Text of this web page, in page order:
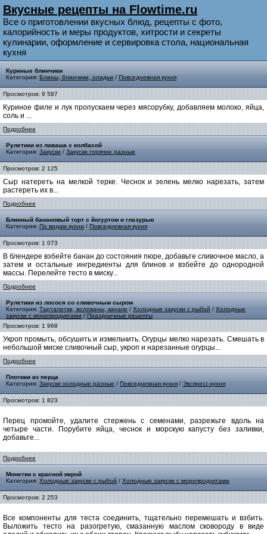
Вкусные рецепты на Flowtime.ru
Все о приготовлении вкусных блюд, рецепты с фото,
калорийность и меры продуктов, хитрости и секреты
кулинарии, оформление и сервировка стола, национальная
кухня
Куриные блинчики
Категория: Блины, блинчики, оладьи / Повседневная кухня
Просмотров: 9 587
Куриное филе и лук пропускаем через мясорубку, добавляем молоко, яйца,
соль и ...
Подробнее
Рулетики из лаваша с колбасой
Категория: Закуски / Закуски горячие разные
Просмотров: 2 125
Сыр натереть на мелкой терке. Чеснок и зелень мелко нарезать, затем
растереть их в...
Подробнее
Блинный банановый торт с йогуртом и глазурью
Категория: По видам кухни / Повседневная кухня
Просмотров: 1 073
В блендере взбейте банан до состояния пюре, добавьте сливочное масло, а
затем и остальные ингредиенты для блинов и взбейте до однородной
массы. Перелейте тесто в миску...
Подробнее
Рулетики из лосося со сливочным сыром
Категория: Тарталетки, волованы, канапе / Холодные закуски с рыбой / Холодные
закуски с морепродуктами / Праздничные рецепты
Просмотров: 1 968
Укроп промыть, обсушить и измельчить. Огурцы мелко нарезать. Смешать в
небольшой миске сливочный сыр, укроп и нарезанные огурцы...
Подробнее
Плотики из перца
Категория: Закуски холодные разные / Повседневная кухня / Экспресс-кухня
Просмотров: 1 823
Перец промойте, удалите стержень с семенами, разрежьте вдоль на
четыре части. Порубите яйца, чеснок и морскую капусту без заливки,
добавьте...
Подробнее
Монетки с красной икрой
Категория: Холодные закуски с рыбой / Холодные закуски с морепродуктами
Просмотров: 2 253
Все компоненты для теста соединить, тщательно перемешать и взбить.
Выложить тесто на разогретую, смазанную маслом сковороду в виде